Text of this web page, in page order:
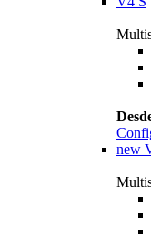
new